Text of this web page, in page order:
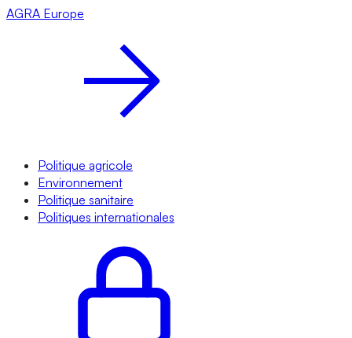
AGRA Europe
Politique agricole
Environnement
Politique sanitaire
Politiques internationales